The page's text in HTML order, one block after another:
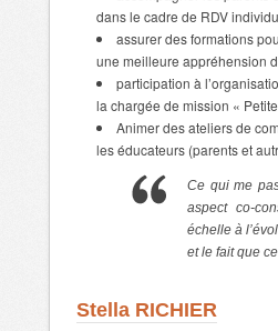
dans le cadre de RDV
assurer des formations
une meilleure appréhension
participation à
la chargée de mission «
Animer des ateliers de
les éducateurs (parents et
Ce qui me
aspect co-
échelle à
et le fait que
Stella RICHIER